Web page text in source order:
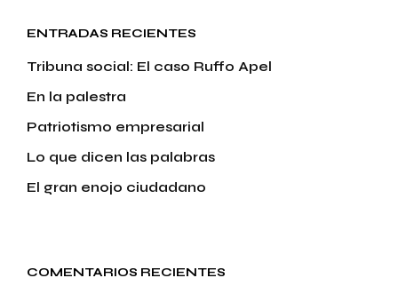
ENTRADAS RECIENTES
Tribuna social: El caso Ruffo Apel
En la palestra
Patriotismo empresarial
Lo que dicen las palabras
El gran enojo ciudadano
COMENTARIOS RECIENTES